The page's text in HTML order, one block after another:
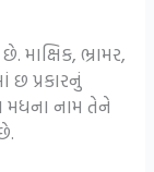
ભ્રામર,
છ પ્રકારનું
મધના નામ તેને